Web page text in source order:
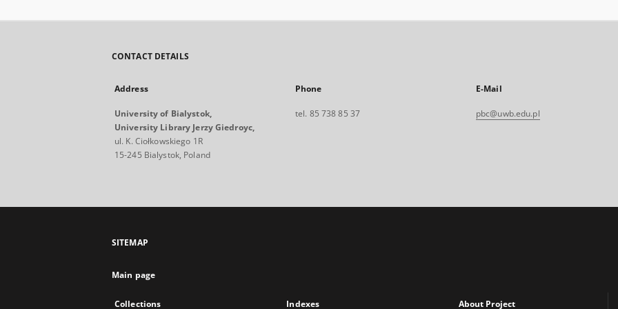
CONTACT DETAILS
Address
University of Bialystok,
University Library Jerzy Giedroyc,
ul. K. Ciołkowskiego 1R
15-245 Bialystok, Poland
Phone
tel. 85 738 85 37
E-Mail
pbc@uwb.edu.pl
SITEMAP
Main page
Collections Indexes About Project